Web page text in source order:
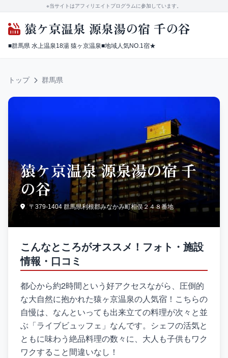
※当サイトはアフィリエイトプログラムに参加しています。
猿ケ京温泉 源泉湯の宿 千の谷
■群馬県 水上温泉18湯 猿ヶ京温泉■地域人気NO.1宿★
トップ 群馬県
猿ケ京温泉 源泉湯の宿 千
の谷
〒379-1404 群馬県利根郡みなかみ町相俣２４８番地
こんなところがオススメ！フォト・施設
情報・口コミ
都心から約2時間という好アクセスながら、圧倒的
な大自然に抱かれた猿ヶ京温泉の人気宿！こちらの
自慢は、なんといっても出来立ての料理が次々と並
ぶ「ライブビュッフェ」なんです。シェフの活気と
ともに味わう絶品料理の数々に、大人も子供もワク
ワクすること間違いなし！